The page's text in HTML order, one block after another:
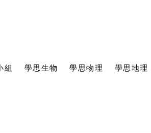
組 學思生物 學思物理 學思地理